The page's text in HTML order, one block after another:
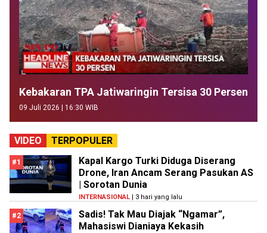
Kebakaran TPA Jatiwaringin Tersisa 30 Persen
09 Juli 2026 | 16:30 WIB
VIDEO TERPOPULER
#1
Kapal Kargo Turki Diduga Diserang
Drone, Iran Ancam Serang Pasukan AS
| Sorotan Dunia
INTERNASIONAL | 3 hari yang lalu
#2
Sadis! Tak Mau Diajak “Ngamar”,
Mahasiswi Dianiaya Kekasih